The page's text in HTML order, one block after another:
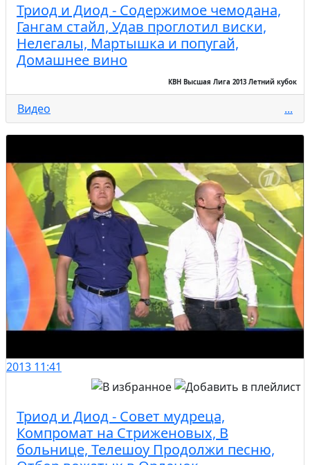
Триод и Диод - Содержимое чемодана,
Гангам стайл, Удав проглотил виски,
Нелегалы, Мартышка и попугай,
Домашнее вино
КВН Высшая Лига 2013 Летний кубок
Видео ...
2013 11:41
Триод и Диод - Совет мудреца,
Компромат на Стриженовых, В
больнице, Телешоу Продолжи песню,